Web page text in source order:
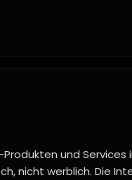
Produkten und
nicht werblich. Die